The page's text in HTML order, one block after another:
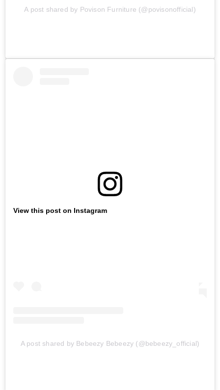
A post shared by Povison Furniture (@povisonofficial)
View this post on Instagram
A post shared by Bebeezy Bebeezy (@bebeezy_official)